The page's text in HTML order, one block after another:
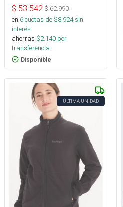
$ 53.542 $62.990
en 6cuotas de $8.924sin
interés
ahorras $2.140 por
transferencia.
Disponible
ÚLTIMA UNIDAD